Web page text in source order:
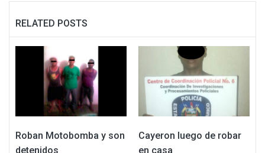
RELATED POSTS
Roban Motobomba y son
detenidos
Cayeron luego de robar
en casa